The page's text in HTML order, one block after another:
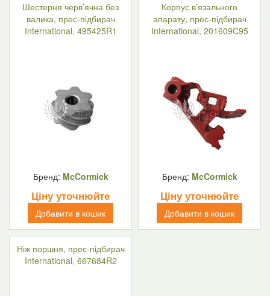
Шестерня черв’ячна без
валика, прес-підбирач
International, 495425R1
Бренд: McCormick
Ціну уточнюйте
Добавити в кошик
Корпус в’язального
апарату, прес-підбирач
International, 201609C95
Бренд: McCormick
Ціну уточнюйте
Добавити в кошик
Ніж поршня, прес-підбирач
International, 667684R2